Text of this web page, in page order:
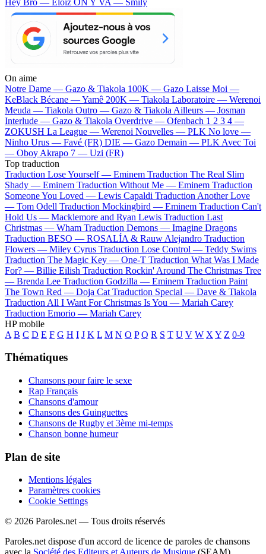
On aime
Notre Dame — Gazo & Tiakola 100K — Gazo Laisse Moi —
KeBlack Bécane —Yamê 200K — Tiakola Laboratoire — Werenoi
Meuda — Tiakola Outro — Gazo & Tiakola Ailleurs — Josman
Interlude — Gazo & Tiakola Overdrive — Ofenbach 1 2 3 4 —
ZOKUSH La League — Werenoi Nouvelles — PLK No love —
Ninho Urus — Favé (FR) DIE — Gazo Demain — PLK Avec Toi
— Oboy Akrapo 7 — Uzi (FR)
Top traduction
Traduction Lose Yourself — Eminem Traduction The Real Slim
Shady — Eminem Traduction Without Me — Eminem Traduction
Someone You Loved — Lewis Capaldi Traduction Another Love
— Tom Odell Traduction Mockingbird — Eminem Traduction Can't
Hold Us — Macklemore and Ryan Lewis Traduction Last
Christmas — Wham Traduction Demons — Imagine Dragons
Traduction BESO — ROSALÍA & Rauw Alejandro Traduction
Flowers — Miley Cyrus Traduction Lose Control — Teddy Swims
Traduction The Magic Key — One-T Traduction What Was I Made
For? — Billie Eilish Traduction Rockin' Around The Christmas Tree
— Brenda Lee Traduction Godzilla — Eminem Traduction Paint
The Town Red — Doja Cat Traduction Special — Dave & Tiakola
Traduction All I Want For Christmas Is You — Mariah Carey
Traduction Emorio — Mariah Carey
HP mobile
A B C D E F G H I J K L M N O P Q R S T U V W X Y Z 0-9
Thématiques
Chansons pour faire le sexe
Rap Français
Chansons d'amour
Chansons des Guinguettes
Chansons de Rugby et 3ème mi-temps
Chanson bonne humeur
Plan de site
Mentions légales
Paramètres cookies
Cookie Settings
© 2026 Paroles.net — Tous droits réservés
Paroles.net dispose d'un accord de licence de paroles de chansons